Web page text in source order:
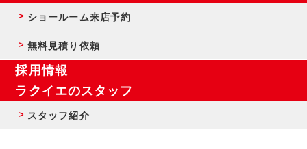
ショールーム来店予約
無料見積り依頼
採用情報
ラクイエのスタッフ
スタッフ紹介